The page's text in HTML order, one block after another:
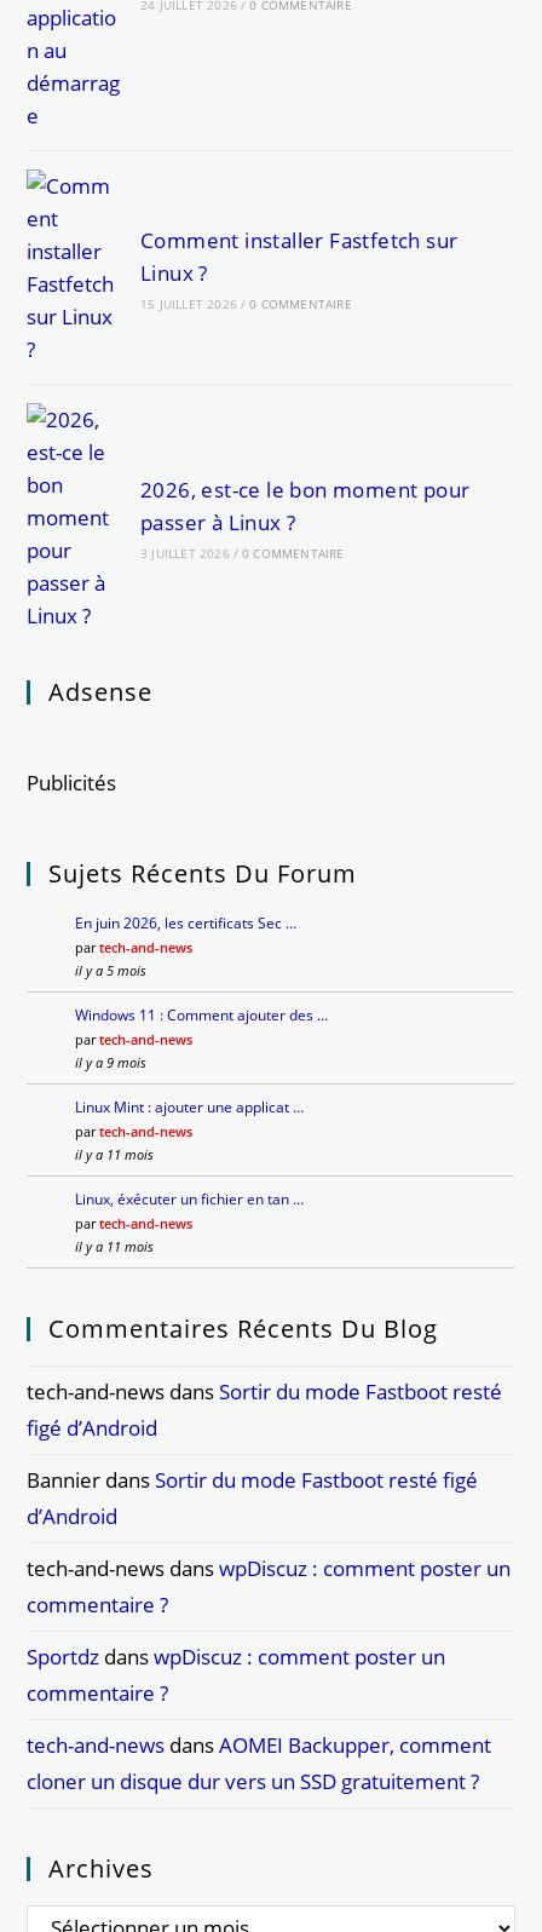
24 JUILLET 2026 / 0 COMMENTAIRE
Comment installer Fastfetch sur
Linux ?
15 JUILLET 2026 / 0 COMMENTAIRE
2026, est-ce le bon moment pour
passer à Linux ?
3 JUILLET 2026 / 0 COMMENTAIRE
Adsense
Publicités
Sujets Récents Du Forum
En juin 2026, les certificats Sec …
partech-and-news
il y a 5 mois
Windows 11 : Comment ajouter des …
partech-and-news
il y a 9 mois
Linux Mint : ajouter une applicat …
partech-and-news
il y a 11 mois
Linux, éxécuter un fichier en tan …
partech-and-news
il y a 11 mois
Commentaires Récents Du Blog
tech-and-news dansSortir du mode Fastboot resté
figé d’Android
Bannier dansSortir du mode Fastboot resté figé
d’Android
tech-and-news danswpDiscuz : comment poster un
commentaire ?
Sportdz danswpDiscuz : comment poster un
commentaire ?
tech-and-news dansAOMEI Backupper, comment
cloner un disque dur vers un SSD gratuitement ?
Archives
Archives